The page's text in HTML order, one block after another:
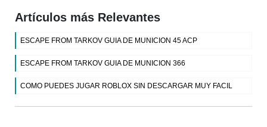
Artículos más Relevantes
ESCAPE FROM TARKOV GUIA DE MUNICION 45 ACP
ESCAPE FROM TARKOV GUIA DE MUNICION 366
COMO PUEDES JUGAR ROBLOX SIN DESCARGAR MUY FACIL